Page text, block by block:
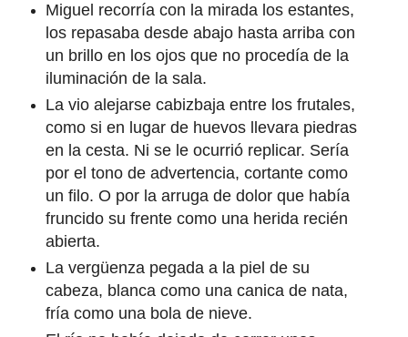
Miguel recorría con la mirada los estantes,
los repasaba desde abajo hasta arriba con
un brillo en los ojos que no procedía de la
iluminación de la sala.
La vio alejarse cabizbaja entre los frutales,
como si en lugar de huevos llevara piedras
en la cesta. Ni se le ocurrió replicar. Sería
por el tono de advertencia, cortante como
un filo. O por la arruga de dolor que había
fruncido su frente como una herida recién
abierta.
La vergüenza pegada a la piel de su
cabeza, blanca como una canica de nata,
fría como una bola de nieve.